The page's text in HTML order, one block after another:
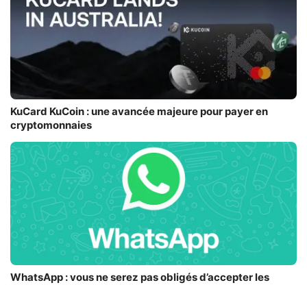
KuCard KuCoin : une avancée majeure pour payer en
cryptomonnaies
WhatsApp : vous ne serez pas obligés d’accepter les